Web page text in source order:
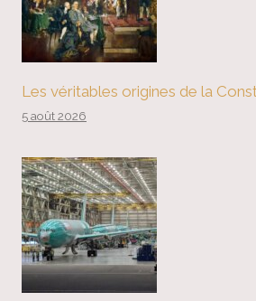
Les véritables origines de la
5 août 2026